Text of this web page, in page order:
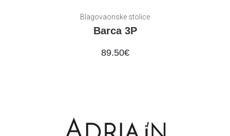
Blagovaonske stolice
Barca 3P
89.50€